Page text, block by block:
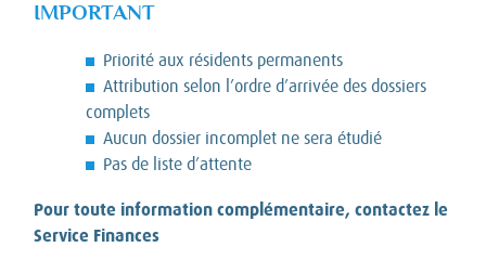
IMPORTANT
Priorité aux résidents permanents
Attribution selon l’ordre d’arrivée des dossiers
complets
Aucun dossier incomplet ne sera étudié
Pas de liste d’attente
Pour toute information complémentaire, contactez le
Service Finances